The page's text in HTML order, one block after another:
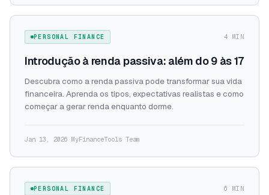
PERSONAL FINANCE 4 MIN
Introdução à renda passiva: além do 9 às 17
Descubra como a renda passiva pode transformar sua vida
financeira. Aprenda os tipos, expectativas realistas e como
começar a gerar renda enquanto dorme.
Jan 13, 2026 · MyFinanceTools Team
PERSONAL FINANCE 6 MIN